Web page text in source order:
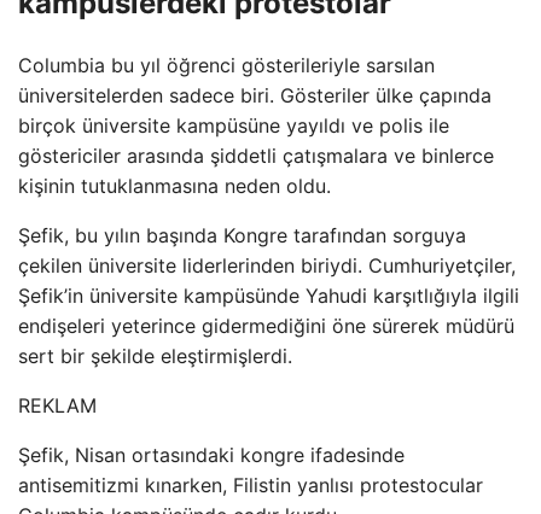
Columbia bu yıl öğrenci gösterileriyle sarsılan
üniversitelerden sadece biri. Gösteriler ülke çapında
birçok üniversite kampüsüne yayıldı ve polis ile
göstericiler arasında şiddetli çatışmalara ve binlerce
kişinin tutuklanmasına neden oldu.
Şefik, bu yılın başında Kongre tarafından sorguya
çekilen üniversite liderlerinden biriydi. Cumhuriyetçiler,
Şefik’in üniversite kampüsünde Yahudi karşıtlığıyla ilgili
endişeleri yeterince gidermediğini öne sürerek müdürü
sert bir şekilde eleştirmişlerdi.
REKLAM
Şefik, Nisan ortasındaki kongre ifadesinde
antisemitizmi kınarken, Filistin yanlısı protestocular